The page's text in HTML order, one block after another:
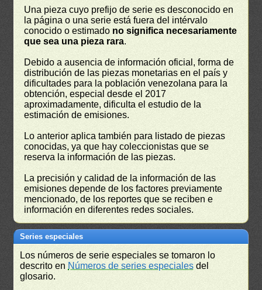
Una pieza cuyo prefijo de serie es desconocido en
la página o una serie está fuera del intérvalo
conocido o estimado no significa necesariamente
que sea una pieza rara.
Debido a ausencia de información oficial, forma de
distribución de las piezas monetarias en el país y
dificultades para la población venezolana para la
obtención, especial desde el 2017
aproximadamente, dificulta el estudio de la
estimación de emisiones.
Lo anterior aplica también para listado de piezas
conocidas, ya que hay coleccionistas que se
reserva la información de las piezas.
La precisión y calidad de la información de las
emisiones depende de los factores previamente
mencionado, de los reportes que se reciben e
información en diferentes redes sociales.
Series especiales
Los números de serie especiales se tomaron lo
descrito en Números de series especiales del
glosario.